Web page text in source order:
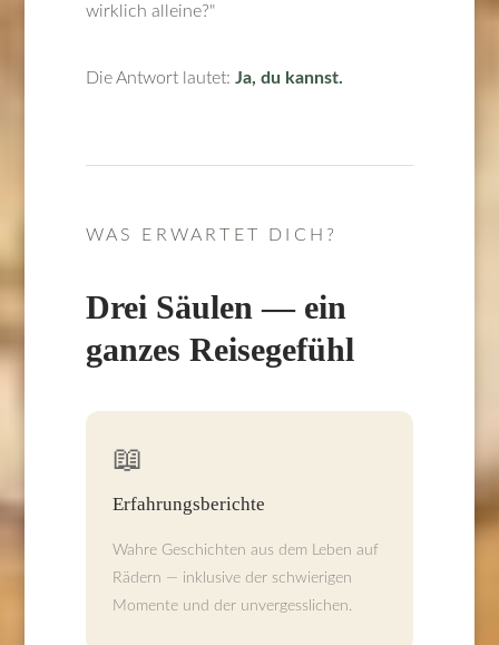
wirklich alleine?"
Die Antwort lautet: Ja, du kannst.
WAS ERWARTET DICH?
Drei Säulen — ein
ganzes Reisegefühl
📖
Erfahrungsberichte
Wahre Geschichten aus dem Leben auf
Rädern — inklusive der schwierigen
Momente und der unvergesslichen.